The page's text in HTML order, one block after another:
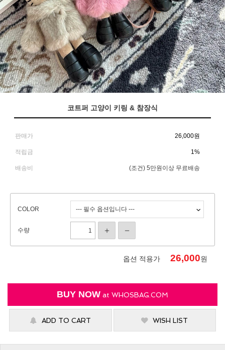
코트퍼 고양이 키링 & 참장식
판매가 26,000원
적립금 1%
배송비 (조건) 5만원이상 무료배송
COLOR
수량
옵션 적용가 26,000원
BUY NOW at WHOSBAG.COM
ADD TO CART WISH LIST